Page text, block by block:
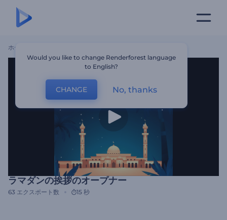
ホーム
ラマダンの挨拶のオープナー
63 エクスポート数 15 秒
Would you like to change Renderforest language
to English?
CHANGE No, thanks